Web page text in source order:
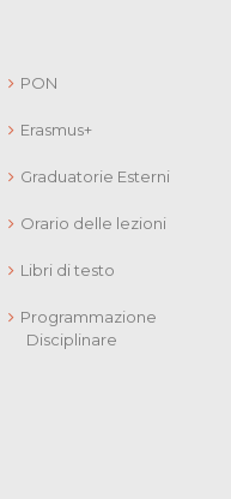
PON
Erasmus+
Graduatorie Esterni
Orario delle lezioni
Libri di testo
Programmazione
Disciplinare